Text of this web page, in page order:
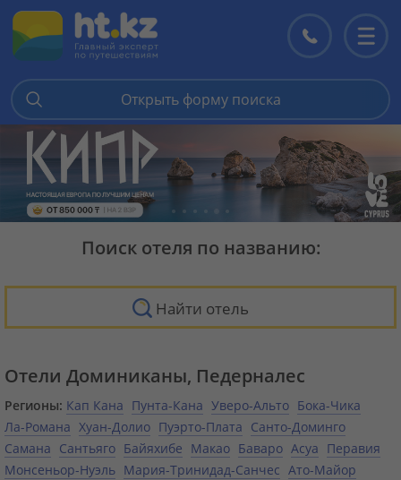
Контакты
Открыть форму поиска
Поиск отеля по названию:
Найти отель
Отели Доминиканы, Педерналес
Регионы: Кап Кана Пунта-Кана Уверо-Альто Бока-Чика
Ла-Романа Хуан-Долио Пуэрто-Плата Санто-Доминго
Самана Сантьяго Байяхибе Макао Баваро Асуа Перавия
Монсеньор-Нуэль Мария-Тринидад-Санчес Ато-Майор